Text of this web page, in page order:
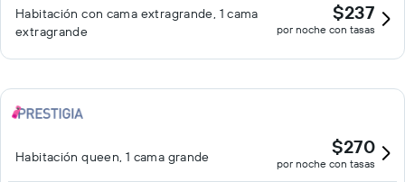
Habitación con cama extragrande, 1 cama
extragrande
$237
por noche con tasas
Habitación queen, 1 cama grande $270
por noche con tasas